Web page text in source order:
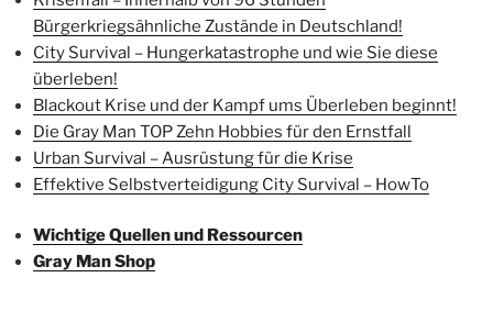
Bürgerkriegsähnliche Zustände in Deutschland!
City Survival – Hungerkatastrophe und wie Sie diese
überleben!
Blackout Krise und der Kampf ums Überleben beginnt!
Die Gray Man TOP Zehn Hobbies für den Ernstfall
Urban Survival – Ausrüstung für die Krise
Effektive Selbstverteidigung City Survival – HowTo
Wichtige Quellen und Ressourcen
Gray Man Shop